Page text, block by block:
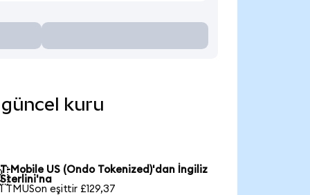
kuru
T-Mobile US (Ondo Tokenized)'dan İngiliz
Sterlini'na
1 TMUSon eşittir £129,37